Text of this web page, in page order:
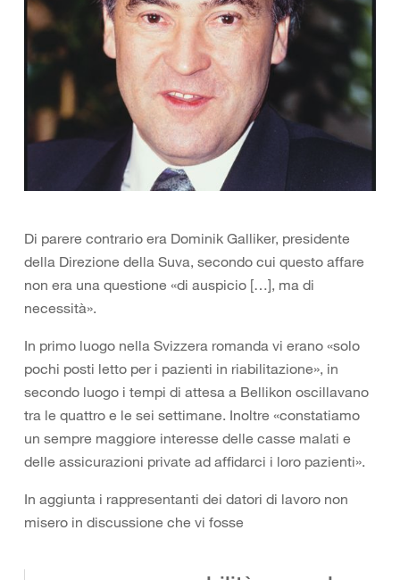
Di parere contrario era Dominik Galliker, presidente
della Direzione della Suva, secondo cui questo affare
non era una questione «di auspicio […], ma di
necessità».
In primo luogo nella Svizzera romanda vi erano «solo
pochi posti letto per i pazienti in riabilitazione», in
secondo luogo i tempi di attesa a Bellikon oscillavano
tra le quattro e le sei settimane. Inoltre «constatiamo
un sempre maggiore interesse delle casse malati e
delle assicurazioni private ad affidarci i loro pazienti».
In aggiunta i rappresentanti dei datori di lavoro non
misero in discussione che vi fosse